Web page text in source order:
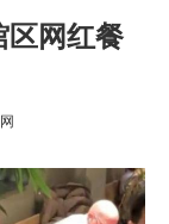
区网红餐